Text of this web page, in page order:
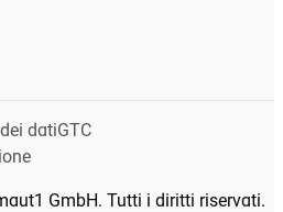
GmbH. Tutti i diritti riservati.
datiGTC